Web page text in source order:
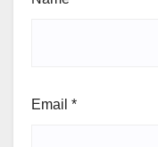
Email *